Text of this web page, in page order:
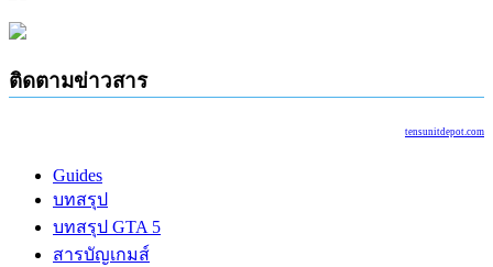
ติดตามข่าวสาร
tensunitdepot.com
Guides
บทสรุป
บทสรุป GTA 5
สารบัญเกมส์